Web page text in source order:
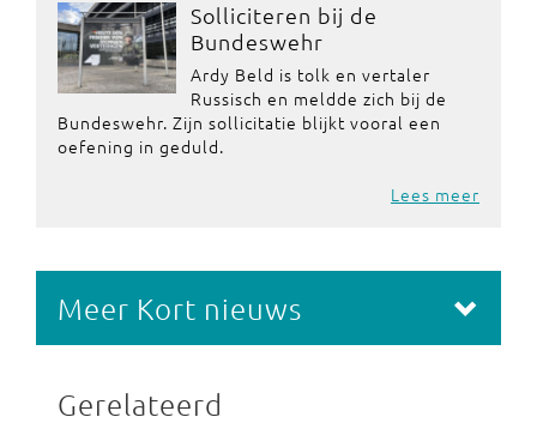
Solliciteren bij de
Bundeswehr
Ardy Beld is tolk en vertaler
Russisch en meldde zich bij de
Bundeswehr. Zijn sollicitatie blijkt vooral een
oefening in geduld.
Lees meer
Meer Kort nieuws
Gerelateerd